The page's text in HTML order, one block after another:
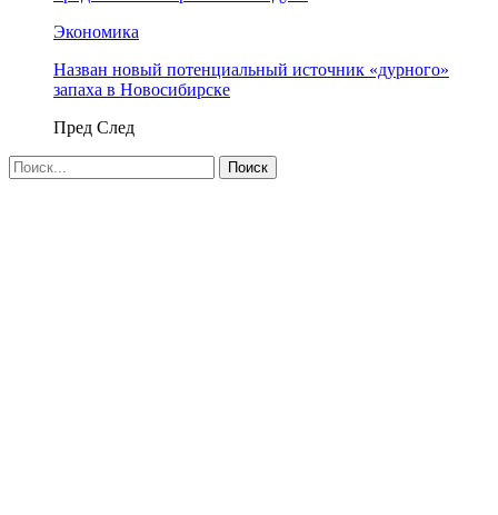
Экономика
Назван новый потенциальный источник «дурного»
запаха в Новосибирске
Пред След